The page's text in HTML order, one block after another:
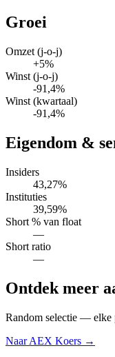
Groei
Omzet (j-o-j)
+5%
Winst (j-o-j)
-91,4%
Winst (kwartaal)
-91,4%
Eigendom &
Insiders
43,27%
Instituties
39,59%
Short % van float
—
Short ratio
—
Ontdek meer
Random selectie — elke
Naar AEX Koers →